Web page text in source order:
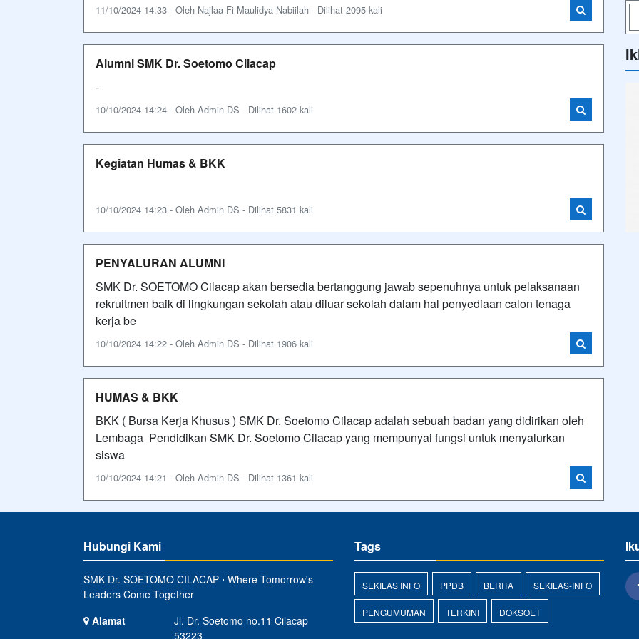
11/10/2024 14:33 - Oleh Najlaa Fi Maulidya Nabiilah - Dilihat 2095 kali
Alumni SMK Dr. Soetomo Cilacap
-
10/10/2024 14:24 - Oleh Admin DS - Dilihat 1602 kali
Kegiatan Humas & BKK
10/10/2024 14:23 - Oleh Admin DS - Dilihat 5831 kali
PENYALURAN ALUMNI
SMK Dr. SOETOMO Cilacap akan bersedia bertanggung jawab sepenuhnya untuk pelaksanaan
rekruitmen baik di lingkungan sekolah atau diluar sekolah dalam hal penyediaan calon tenaga
kerja be
10/10/2024 14:22 - Oleh Admin DS - Dilihat 1906 kali
HUMAS & BKK
BKK ( Bursa Kerja Khusus ) SMK Dr. Soetomo Cilacap adalah sebuah badan yang didirikan oleh
Lembaga Pendidikan SMK Dr. Soetomo Cilacap yang mempunyai fungsi untuk menyalurkan
siswa
10/10/2024 14:21 - Oleh Admin DS - Dilihat 1361 kali
Hubungi Kami
SMK Dr. SOETOMO CILACAP ⋅ Where Tomorrow's
Leaders Come Together
Alamat
Jl. Dr. Soetomo no.11 Cilacap
53223
Tags
SEKILAS INFO PPDB BERITA SEKILAS-INFO
PENGUMUMAN TERKINI DOKSOET